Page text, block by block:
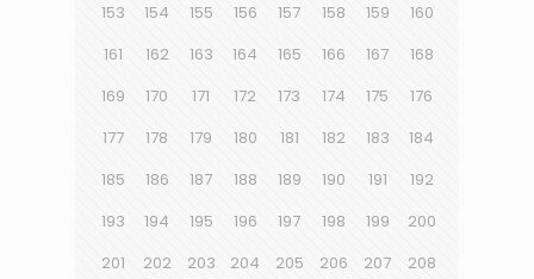
153
154 155 156 157 158 159
160
161
162 163 164 165 166 167
168
169
170 171 172 173 174 175
176
177
178 179 180 181 182 183
184
185
186 187 188 189 190 191
192
193
194 195 196 197 198 199
200
201
202 203 204 205 206 207
208